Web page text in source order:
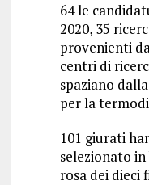
64 le
2020, 35
provenienti
centri di
spaziano
per la
101 giurati
selezionato
rosa dei dieci